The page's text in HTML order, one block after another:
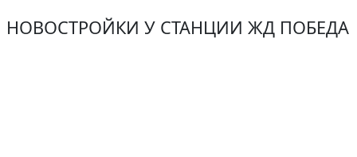
НОВОСТРОЙКИ У СТАНЦИИ ЖД ПОБЕДА